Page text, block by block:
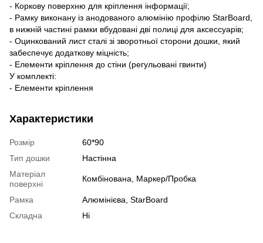
- Коркову поверхню для кріплення інформації;
- Рамку виконану із анодованого алюмінію профілю StarBoard,
в нижній частині рамки вбудовані дві полиці для аксессуарів;
- Оцинкований лист сталі зі зворотньої сторони дошки, який
забеспечує додаткову міцність;
- Елементи кріплення до стіни (регульовані гвинти)
У комплекті:
- Елементи кріплення
Характеристики
Розмір
60*90
Тип дошки
Настінна
Матеріал
поверхні
Комбінована, Маркер/Пробка
Рамка
Алюмінієва, StarBoard
Складна
Ні